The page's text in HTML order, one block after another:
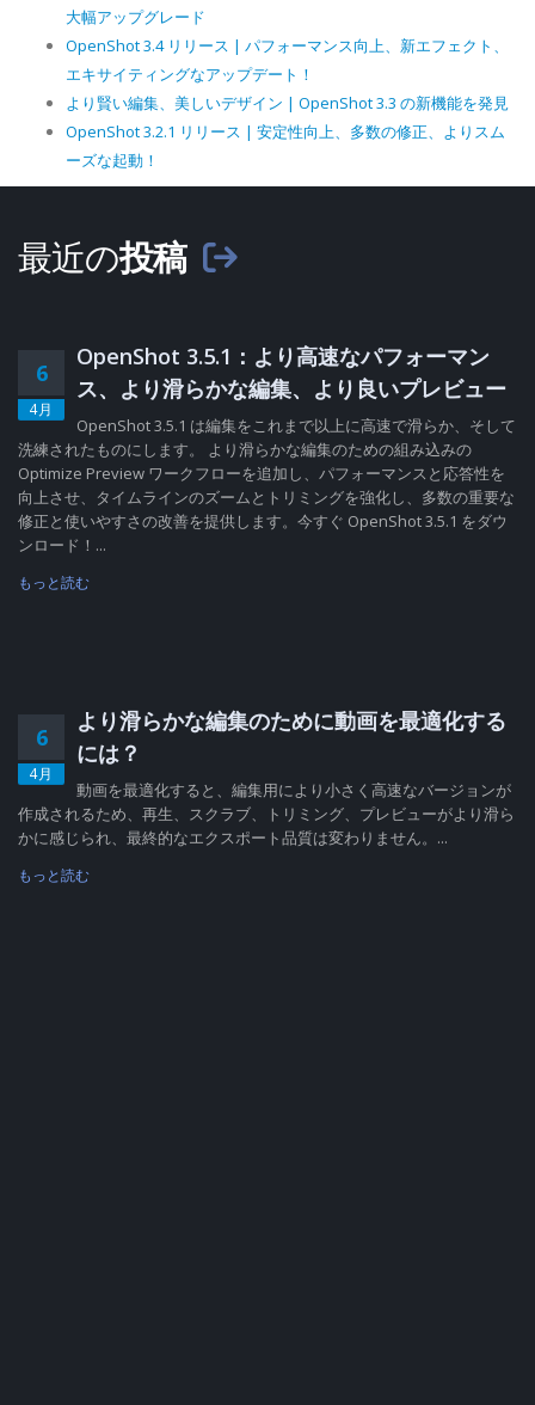
大幅アップグレード
OpenShot 3.4 リリース | パフォーマンス向上、新エフェクト、
エキサイティングなアップデート！
より賢い編集、美しいデザイン | OpenShot 3.3 の新機能を発見
OpenShot 3.2.1 リリース | 安定性向上、多数の修正、よりスム
ーズな起動！
最近の投稿
6
4月
OpenShot 3.5.1：より高速なパフォーマン
ス、より滑らかな編集、より良いプレビュー
OpenShot 3.5.1 は編集をこれまで以上に高速で滑らか、そして
洗練されたものにします。 より滑らかな編集のための組み込みの
Optimize Preview ワークフローを追加し、パフォーマンスと応答性を
向上させ、タイムラインのズームとトリミングを強化し、多数の重要な
修正と使いやすさの改善を提供します。今すぐ OpenShot 3.5.1 をダウ
ンロード！...
もっと読む
6
4月
より滑らかな編集のために動画を最適化する
には？
動画を最適化すると、編集用により小さく高速なバージョンが
作成されるため、再生、スクラブ、トリミング、プレビューがより滑ら
かに感じられ、最終的なエクスポート品質は変わりません。...
もっと読む